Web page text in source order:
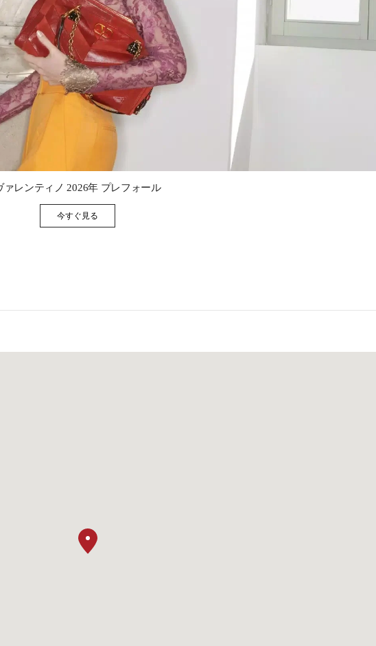
Link Opens in New Tab
ァレンティノ 2026年 プレフォール
今すぐ見るLink Opens in New Tab